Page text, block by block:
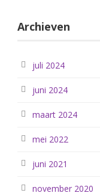
Archieven
juli 2024
juni 2024
maart 2024
mei 2022
juni 2021
november 2020